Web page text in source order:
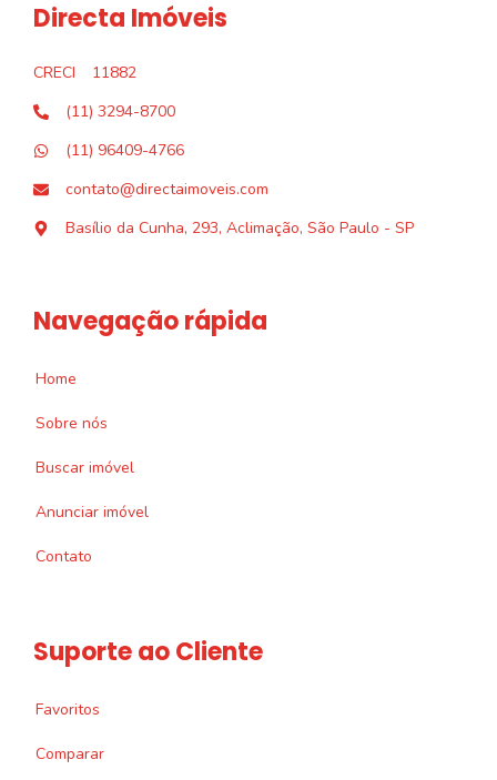
Directa Imóveis
CRECI
11882
(11) 3294-8700
(11) 96409-4766
contato@directaimoveis.com
Basílio da Cunha, 293, Aclimação, São Paulo - SP
Navegação rápida
Home
Sobre nós
Buscar imóvel
Anunciar imóvel
Contato
Suporte ao Cliente
Favoritos
Comparar